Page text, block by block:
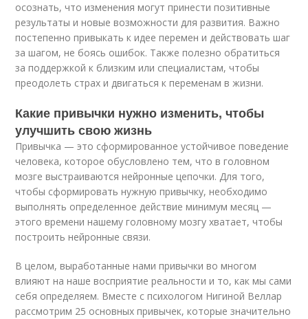
осознать, что изменения могут принести позитивные
результаты и новые возможности для развития. Важно
постепенно привыкать к идее перемен и действовать шаг
за шагом, не боясь ошибок. Также полезно обратиться
за поддержкой к близким или специалистам, чтобы
преодолеть страх и двигаться к переменам в жизни.
Какие привычки нужно изменить, чтобы
улучшить свою жизнь
Привычка — это сформированное устойчивое поведение
человека, которое обусловлено тем, что в головном
мозге выстраиваются нейронные цепочки. Для того,
чтобы сформировать нужную привычку, необходимо
выполнять определенное действие минимум месяц —
этого времени нашему головному мозгу хватает, чтобы
построить нейронные связи.
В целом, выработанные нами привычки во многом
влияют на наше восприятие реальности и то, как мы сами
себя определяем. Вместе с психологом Нигиной Веллар
рассмотрим 25 основных привычек, которые значительно